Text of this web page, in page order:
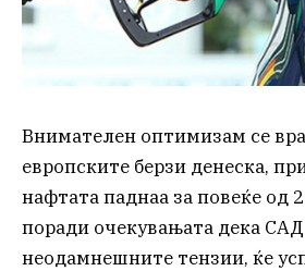
Внимателен оптимизам се
европските берзи денеска,
нафтата паднаа за повеќе од
поради очекувањата дека
неодамнешните тензии, ќе